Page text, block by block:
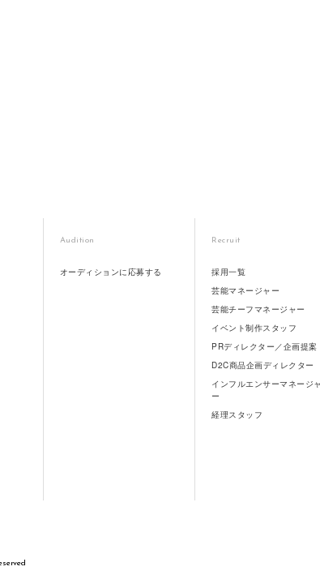
Audition
オーディションに応募する
Recruit
採用一覧
芸能マネージャー
芸能チーフマネージャー
イベント制作スタッフ
PRディレクター／企画提案
D2C商品企画ディレクター
インフルエンサーマネージャ
ー
経理スタッフ